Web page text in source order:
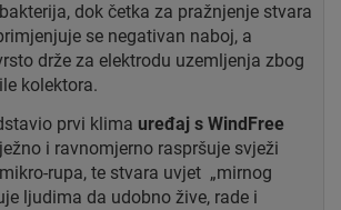
dok četka za pražnjenje stvara
se negativan naboj, a
drže za elektrodu uzemljenja zbog
kolektora.
prvi klima uređaj s WindFree
i ravnomjerno raspršuje svježi
rupa, te stvara uvjet „mirnog
ljudima da udobno žive, rade i